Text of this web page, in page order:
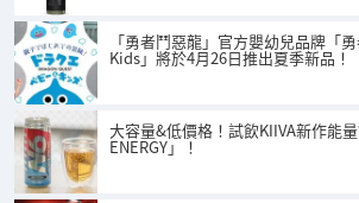
「勇者鬥惡龍」官方嬰幼兒品牌「
Kids」將於4月26日推出夏季新品！
大容量&低價格！試飲KIIVA新作能
ENERGY」！